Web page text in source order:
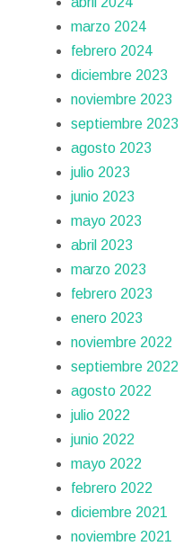
marzo 2024
febrero 2024
diciembre 2023
noviembre 2023
septiembre 2023
agosto 2023
julio 2023
junio 2023
mayo 2023
abril 2023
marzo 2023
febrero 2023
enero 2023
noviembre 2022
septiembre 2022
agosto 2022
julio 2022
junio 2022
mayo 2022
febrero 2022
diciembre 2021
noviembre 2021